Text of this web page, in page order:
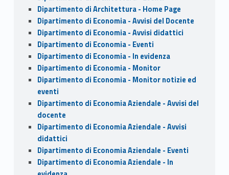
Dipartimento di Architettura - Home Page
Dipartimento di Economia - Avvisi del Docente
Dipartimento di Economia - Avvisi didattici
Dipartimento di Economia - Eventi
Dipartimento di Economia - In evidenza
Dipartimento di Economia - Monitor
Dipartimento di Economia - Monitor notizie ed
eventi
Dipartimento di Economia Aziendale - Avvisi del
docente
Dipartimento di Economia Aziendale - Avvisi
didattici
Dipartimento di Economia Aziendale - Eventi
Dipartimento di Economia Aziendale - In